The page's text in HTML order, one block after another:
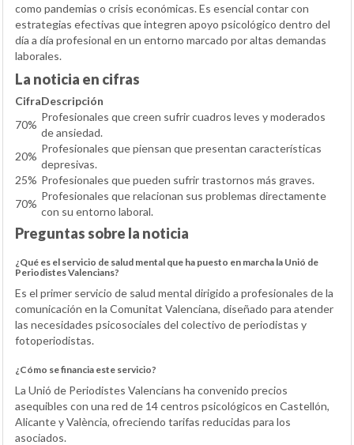
como pandemias o crisis económicas. Es esencial contar con
estrategias efectivas que integren apoyo psicológico dentro del
día a día profesional en un entorno marcado por altas demandas
laborales.
La noticia en cifras
CifraDescripción
70%
Profesionales que creen sufrir cuadros leves y moderados
de ansiedad.
20%
Profesionales que piensan que presentan características
depresivas.
25% Profesionales que pueden sufrir trastornos más graves.
70%
Profesionales que relacionan sus problemas directamente
con su entorno laboral.
Preguntas sobre la noticia
¿Qué es el servicio de salud mental que ha puesto en marcha la Unió de
Periodistes Valencians?
Es el primer servicio de salud mental dirigido a profesionales de la
comunicación en la Comunitat Valenciana, diseñado para atender
las necesidades psicosociales del colectivo de periodistas y
fotoperiodistas.
¿Cómo se financia este servicio?
La Unió de Periodistes Valencians ha convenido precios
asequibles con una red de 14 centros psicológicos en Castellón,
Alicante y València, ofreciendo tarifas reducidas para los
asociados.